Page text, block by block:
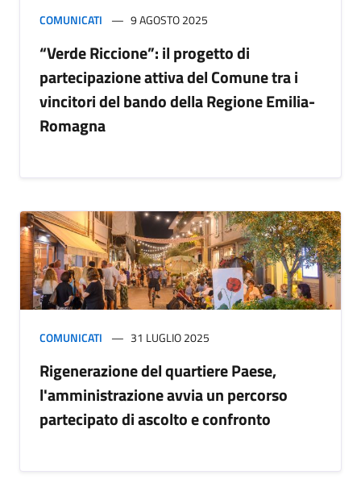
COMUNICATI 9 AGOSTO 2025
“Verde Riccione”: il progetto di
partecipazione attiva del Comune tra i
vincitori del bando della Regione Emilia-
Romagna
COMUNICATI 31 LUGLIO 2025
Rigenerazione del quartiere Paese,
l'amministrazione avvia un percorso
partecipato di ascolto e confronto